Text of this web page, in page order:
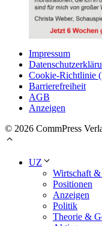
Impressum
Cookie-Richtlinie
Barrierefreiheit
AGB
Anzeigen
© 2026 CommPress
UZ
Wirtschaft &
Positionen
Anzeigen
Politik
Theorie &